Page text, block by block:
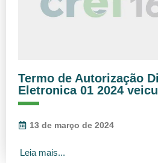
Termo de Autorização
Eletronica 01 2024
13 de março de 2024
Leia mais...